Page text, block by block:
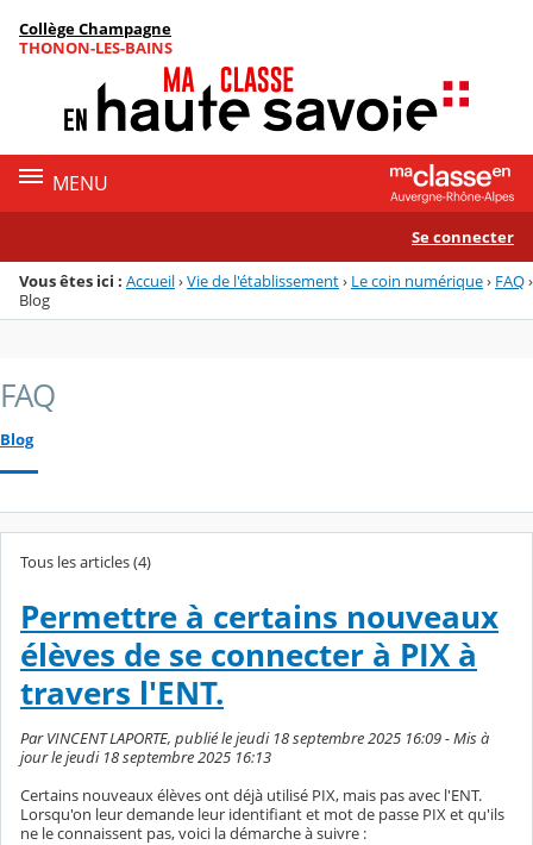
Menu de la rubrique
Contenu
Collège Champagne
THONON-LES-BAINS
MENU
Se connecter
Vous êtes ici : Accueil›Vie de l'établissement› Le coin numérique› FAQ›
Blog
FAQ
Blog
Tous les articles (4)
Permettre à certains nouveaux
élèves de se connecter à PIX à
travers l'ENT.
Par VINCENT LAPORTE, publié le jeudi 18 septembre 2025 16:09 - Mis à
jour le jeudi 18 septembre 2025 16:13
Certains nouveaux élèves ont déjà utilisé PIX, mais pas avec l'ENT.
Lorsqu'on leur demande leur identifiant et mot de passe PIX et qu'ils
ne le connaissent pas, voici la démarche à suivre :